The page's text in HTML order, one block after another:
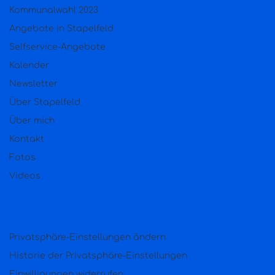
Kommunalwahl 2023
Angebote in Stapelfeld
Selfservice-Angebote
Kalender
Newsletter
Über Stapelfeld
Über mich
Kontakt
Fotos
Videos
Privatsphäre-Einstellungen ändern
Historie der Privatsphäre-Einstellungen